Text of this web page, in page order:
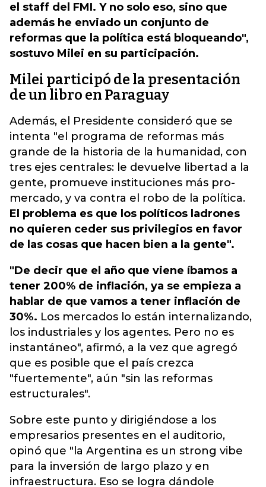
el staff del FMI. Y no solo eso, sino que
además he enviado un conjunto de
reformas que la política está bloqueando",
sostuvo Milei en su participación.
Milei participó de la presentación
de un libro en Paraguay
Además, el Presidente consideró que se
intenta "el programa de reformas más
grande de la historia de la humanidad, con
tres ejes centrales: le devuelve libertad a la
gente, promueve instituciones más pro-
mercado, y va contra el robo de la política.
El problema es que los políticos ladrones
no quieren ceder sus privilegios en favor
de las cosas que hacen bien a la gente".
"De decir que el año que viene íbamos a
tener 200% de inflación, ya se empieza a
hablar de que vamos a tener inflación de
30%. Los mercados lo están internalizando,
los industriales y los agentes. Pero no es
instantáneo", afirmó, a la vez que agregó
que es posible que el país crezca
"fuertemente", aún "sin las reformas
estructurales".
Sobre este punto y dirigiéndose a los
empresarios presentes en el auditorio,
opinó que "la Argentina es un strong vibe
para la inversión de largo plazo y en
infraestructura. Eso se logra dándole